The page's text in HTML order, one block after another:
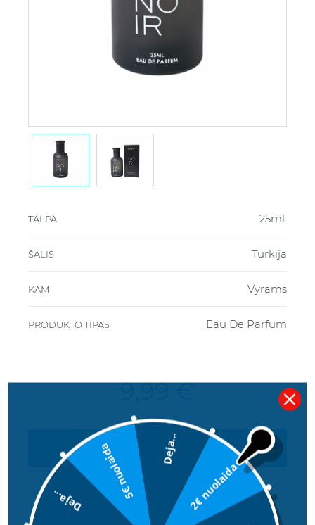
TALPA 25ml.
ŠALIS Turkija
KAM Vyrams
PRODUKTO TIPAS Eau De Parfum
9,99 €
Į KREPŠELĮ
2€ nuolaida
Deja... 5€ nuolaida Deja...